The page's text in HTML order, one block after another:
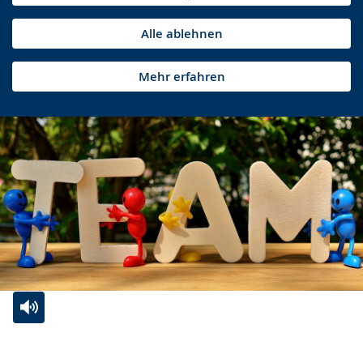
Alle ablehnen
Mehr erfahren